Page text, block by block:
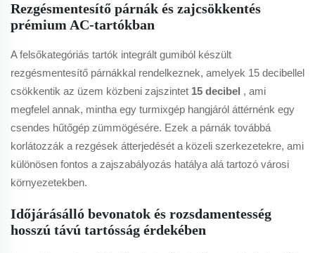
Rezgésmentesítő párnák és zajcsökkentés
prémium AC-tartókban
A felsőkategóriás tartók integrált gumiból készült
rezgésmentesítő párnákkal rendelkeznek, amelyek 15 decibellel
csökkentik az üzem közbeni zajszintet 15 decibel , ami
megfelel annak, mintha egy turmixgép hangjáról áttérnénk egy
csendes hűtőgép zümmögésére. Ezek a párnák továbbá
korlátozzák a rezgések átterjedését a közeli szerkezetekre, ami
különösen fontos a zajszabályozás hatálya alá tartozó városi
környezetekben.
Időjárásálló bevonatok és rozsdamentesség
hosszú távú tartósság érdekében